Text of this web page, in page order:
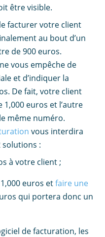
être visible.
facturer votre client
au bout d’un
de 900 euros.
vous empêche de
et d’indiquer la
De fait, votre client
euros et l’autre
même numéro.
vous interdira
solutions :
à votre client ;
euros etfaire une
qui portera donc un
de facturation, les